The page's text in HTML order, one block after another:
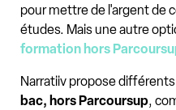
pour mettre de l'argent de
études. Mais une autre
formation hors
Narratiiv propose différents
bac, hors Parcoursup,